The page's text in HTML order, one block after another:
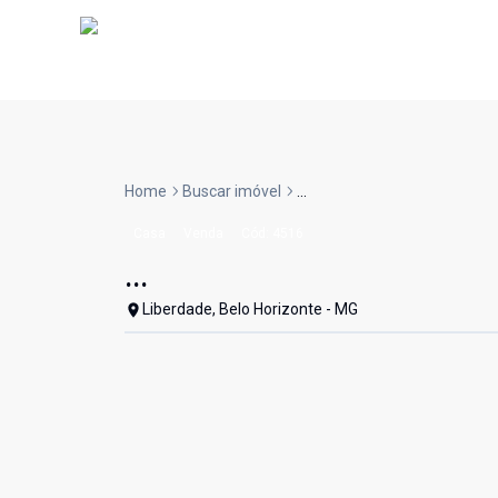
Home Buscar imóvel ...
...
Liberdade, Belo Horizonte - MG